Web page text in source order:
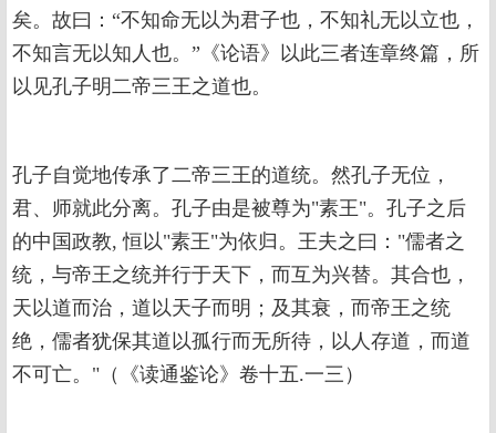
矣。故曰：“不知命无以为君子也，不知礼无以立也，
不知言无以知人也。”《论语》以此三者连章终篇，所
以见孔子明二帝三王之道也。
孔子自觉地传承了二帝三王的道统。然孔子无位，
君、师就此分离。孔子由是被尊为"素王"。孔子之后
的中国政教, 恒以"素王"为依归。王夫之曰："儒者之
统，与帝王之统并行于天下，而互为兴替。其合也，
天以道而治，道以天子而明；及其衰，而帝王之统
绝，儒者犹保其道以孤行而无所待，以人存道，而道
不可亡。"（《读通鉴论》卷十五.一三）